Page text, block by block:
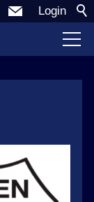
Login